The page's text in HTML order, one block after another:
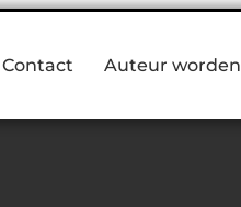
Contact Auteur worden